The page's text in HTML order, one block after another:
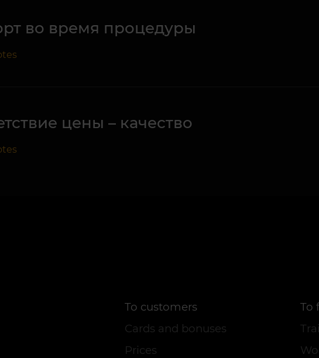
во время процедуры
цены – качество
To customers
Cards and bonuses
Prices
To